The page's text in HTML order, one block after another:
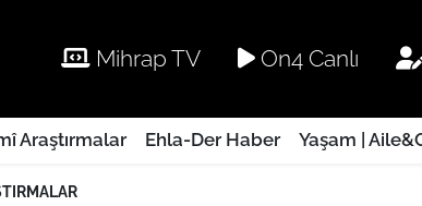
Mihrap TV On4 Canlı
Araştırmalar Ehla-Der Haber Yaşam |